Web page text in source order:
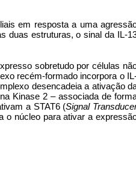
em resposta a uma
duas estruturas, o sinal da IL-
sobretudo por células
recém-formado incorpora o
desencadeia a ativação
Kinase 2 – associada de
a STAT6 (Signal
o núcleo para ativar a